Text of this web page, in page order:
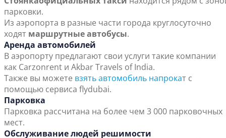
парковки.
Из аэропорта в разные части города круглосуточно
ходят маршрутные автобусы.
Аренда автомобилей
В аэропорту предлагают свои услуги такие компании
как Carzonrent и Akbar Travels of India.
Также вы можете взять автомобиль напрокат с
помощью сервиса flydubai.
Парковка
Парковка рассчитана на более чем 3 000 парковочных
мест.
Обслуживание людей решимости